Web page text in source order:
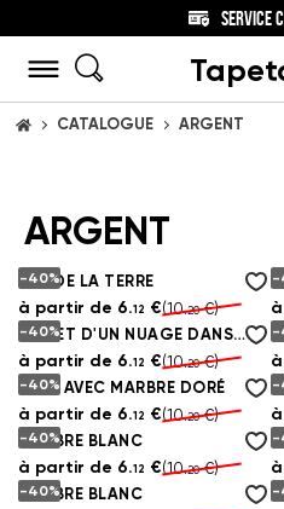
SERVICE
ACCUEILCATALOGUE ARGENT
ARGENT
-40%
VUE DE LA TERRE
à partir de 6.12 €(10.20€)
-
-40% REFLET D'UN NUAGE DANS L'EAU
à partir de 6.12 €(10.20€)
-
-40%
NOIR AVEC MARBRE DORÉ
à partir de 6.12 €(10.20€)
-
-40%
MARBRE BLANC
à partir de 6.12 €(10.20€)
-
-40%
MARBRE BLANC -